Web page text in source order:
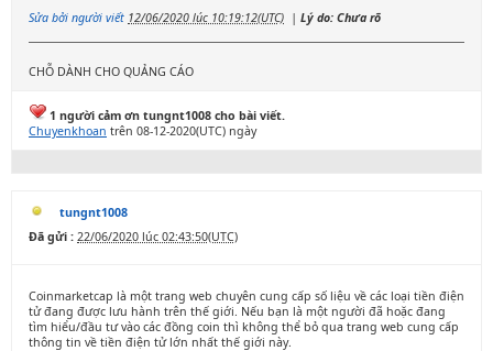
Sửa bởi người viết 12/06/2020 lúc 10:19:12(UTC) | Lý do: Chưa rõ
CHỖ DÀNH CHO QUẢNG CÁO
1 người cảm ơn tungnt1008 cho bài viết.
Chuyenkhoan trên 08-12-2020(UTC) ngày
tungnt1008
Đã gửi : 22/06/2020 lúc 02:43:50(UTC)
Coinmarketcap là một trang web chuyên cung cấp số liệu về các loại tiền điện
tử đang được lưu hành trên thế giới. Nếu bạn là một người đã hoặc đang
tìm hiểu/đầu tư vào các đồng coin thì không thể bỏ qua trang web cung cấp
thông tin về tiền điện tử lớn nhất thế giới này.